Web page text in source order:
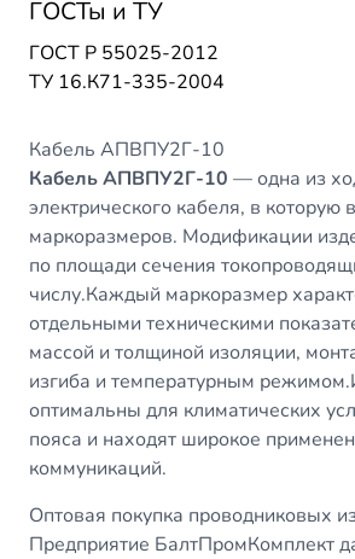
ГОСТы и ТУ
ГОСТ Р 55025-2012
ТУ 16.К71-335-2004
Кабель АПВПУ2Г-10
Кабель АПВПУ2Г-10 — одна из
электрического кабеля, в которую
маркоразмеров. Модификации
по площади сечения
числу.Каждый маркоразмер
отдельными техническими
массой и толщиной изоляции,
изгиба и температурным
оптимальны для климатических
пояса и находят широкое
коммуникаций.
Оптовая покупка проводниковых
Предприятие БалтПромКомплект